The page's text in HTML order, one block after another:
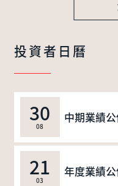
投資者日曆
30
08
中期業績
21
03
年度業績